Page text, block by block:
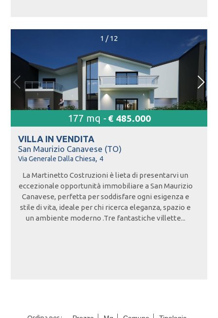
1 / 12
177 mq - € 485.000
VILLA IN VENDITA
San Maurizio Canavese (TO)
Via Generale Dalla Chiesa, 4
La Martinetto Costruzioni è lieta di presentarvi un
eccezionale opportunità immobiliare a San Maurizio
Canavese, perfetta per soddisfare ogni esigenza e
stile di vita, ideale per chi ricerca eleganza, spazio e
un ambiente moderno .Tre fantastiche villette...